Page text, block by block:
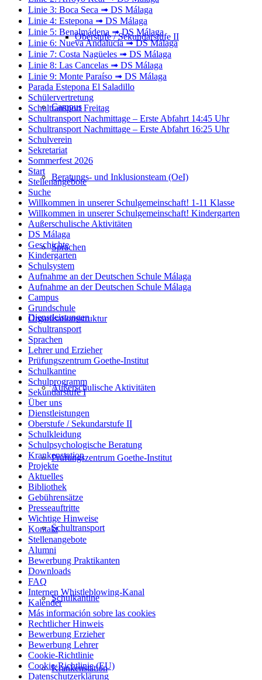
Oberstufe / Sekundarstufe II
Campus
Beratungs- und Inklusionsteam (OeI)
Sprachen
Dienstleistungen
Außerschulische Aktivitäten
Prüfungszentrum Goethe-Institut
Schultransport
Schulkantine
Krankenstation
Linie 3: Boca Seca ➟ DS Málaga
Linie 4: Estepona ➟ DS Málaga
Linie 5: Benalmádena ➟ DS Málaga
Linie 6: Nueva Andalucía ➟ DS Málaga
Linie 7: Costa Nagüeles ➟ DS Málaga
Linie 8: Las Cancelas ➟ DS Málaga
Linie 9: Monte Paraíso ➟ DS Málaga
Parada Estepona El Saladillo
Schülervertretung
Schultransport Freitag
Schultransport Nachmittage – Erste Abfahrt 14:45 Uhr
Schultransport Nachmittage – Erste Abfahrt 16:25 Uhr
Schulverein
Sekretariat
Sommerfest 2026
Start
Stellenangebote
Suche
Willkommen in unserer Schulgemeinschaft! 1-11 Klasse
Willkommen in unserer Schulgemeinschaft! Kindergarten
Außerschulische Aktivitäten
DS Málaga
Geschichte
Kindergarten
Schulsystem
Aufnahme an der Deutschen Schule Málaga
Aufnahme an der Deutschen Schule Málaga
Campus
Grundschule
Organisationsstruktur
Schultransport
Sprachen
Lehrer und Erzieher
Prüfungszentrum Goethe-Institut
Schulkantine
Schulprogramm
Sekundarstufe I
Über uns
Dienstleistungen
Oberstufe / Sekundarstufe II
Schulkleidung
Schulpsychologische Beratung
Krankenstation
Projekte
Aktuelles
Bibliothek
Gebührensätze
Presseauftritte
Wichtige Hinweise
Kontakt
Stellenangebote
Alumni
Bewerbung Praktikanten
Downloads
FAQ
Internen Whistleblowing-Kanal
Kalender
Más información sobre las cookies
Rechtlicher Hinweis
Bewerbung Erzieher
Bewerbung Lehrer
Cookie-Richtlinie
Cookie-Richtlinie (EU)
Datenschutzerklärung